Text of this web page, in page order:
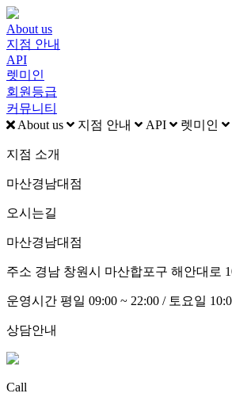
About us
지점 안내
API
렛미인
회원등급
커뮤니티
About us
지점 안내 API 렛미인
지점 소개
마산경남대점
오시는길
마산경남대점
주소 경남 창원시 마산합포구 해안대로
운영시간 평일 09:00 ~ 22:00 / 토요일
상담안내
Call